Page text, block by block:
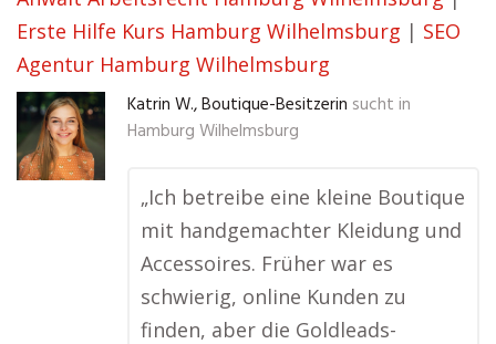
Erste Hilfe Kurs Hamburg Wilhelmsburg | SEO
Agentur Hamburg Wilhelmsburg
Katrin W., Boutique-Besitzerin sucht in
Hamburg Wilhelmsburg
„Ich betreibe eine kleine Boutique
mit handgemachter Kleidung und
Accessoires. Früher war es
schwierig, online Kunden zu
finden, aber die Goldleads-